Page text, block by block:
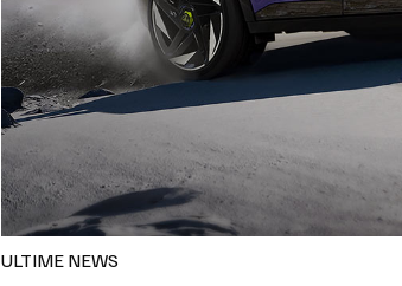
ULTIME NEWS